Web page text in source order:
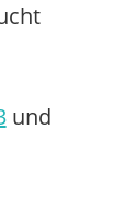
und